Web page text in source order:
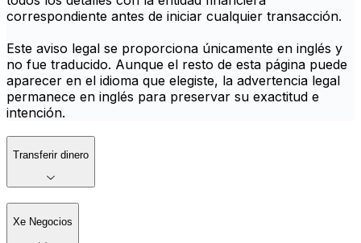
correspondiente antes de iniciar cualquier transacción.
Este aviso legal se proporciona únicamente en inglés y
no fue traducido. Aunque el resto de esta página puede
aparecer en el idioma que elegiste, la advertencia legal
permanece en inglés para preservar su exactitud e
intención.
Transferir dinero
Xe Negocios